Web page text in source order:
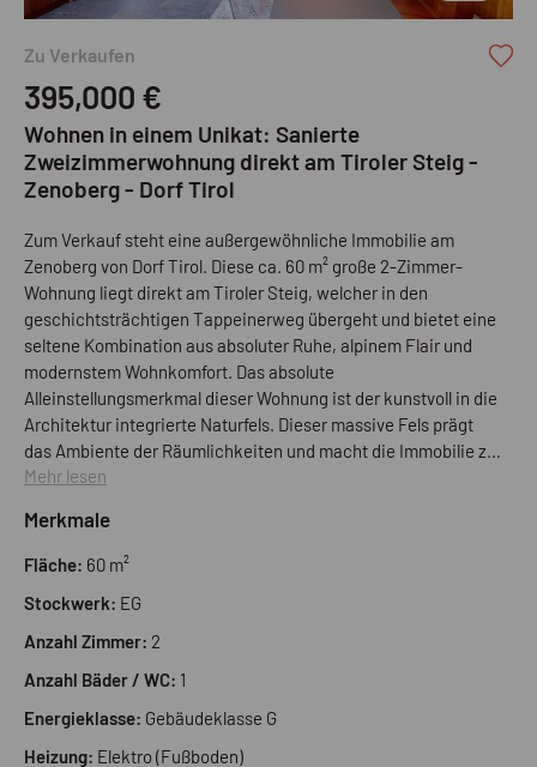
Zu Verkaufen
395,000 €
Wohnen in einem Unikat: Sanierte
Zweizimmerwohnung direkt am Tiroler Steig -
Zenoberg - Dorf Tirol
Zum Verkauf steht eine außergewöhnliche Immobilie am
Zenoberg von Dorf Tirol. Diese ca. 60 m² große 2-Zimmer-
Wohnung liegt direkt am Tiroler Steig, welcher in den
geschichtsträchtigen Tappeinerweg übergeht und bietet eine
seltene Kombination aus absoluter Ruhe, alpinem Flair und
modernstem Wohnkomfort. Das absolute
Alleinstellungsmerkmal dieser Wohnung ist der kunstvoll in die
Architektur integrierte Naturfels. Dieser massive Fels prägt
das Ambiente der Räumlichkeiten und macht die Immobilie zu
einem unverwechselbaren Unikat, das die Urgewalt der
wurde im Jahr 2023 einer umfassenden Kernsanierung
unterzogen. Mit viel Liebe zum Detail wurden Fenster, Türen,
besticht durch moderne Sanitärobjekte und ein zeitgemäßes
Design. Aufteilung und Ausstattung: - Küche - Wohnzimmer -
Terrassen-Laube mit traumhaften Bergblick - Bodenheizung
vorhanden - Gasofen im Wohnzimmer, sowie Kaminanschluss
Mehr lesen
Merkmale
Fläche: 60 m²
Stockwerk: EG
Anzahl Zimmer: 2
Anzahl Bäder / WC: 1
Energieklasse: Gebäudeklasse G
Heizung: Elektro (Fußboden)